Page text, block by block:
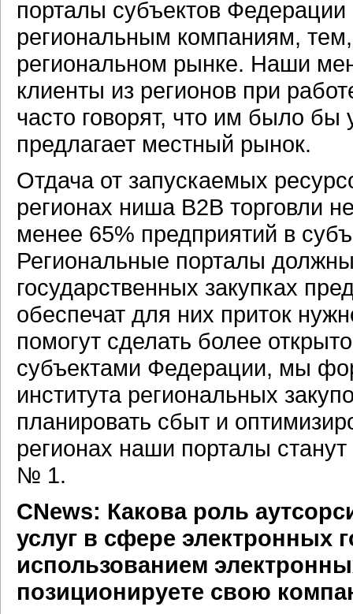
порталы субъектов
региональным компаниям,
региональном рынке. Наши
клиенты из регионов при
часто говорят, что им было бы
предлагает местный рынок.
Отдача от запускаемых
регионах ниша B2B торговли
менее 65% предприятий в
Региональные порталы
государственных закупках
обеспечат для них приток
помогут сделать более
субъектами Федерации, мы
института региональных
планировать сбыт и
регионах наши порталы
№ 1.
CNews: Какова роль
услуг в сфере электронных
использованием
позиционируете свою